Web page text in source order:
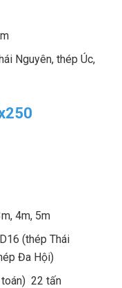
Nguyên, thép Úc,
4m, 5m
(thép Thái
Đa Hội)
22 tấn